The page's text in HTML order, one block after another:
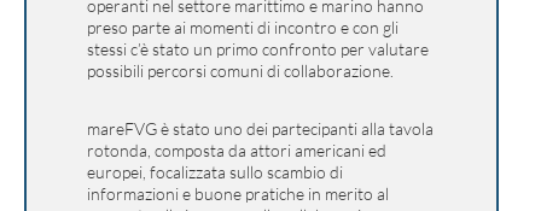
operanti nel settore marittimo e marino hanno
preso parte ai momenti di incontro e con gli
stessi c’è stato un primo confronto per valutare
possibili percorsi comuni di collaborazione.
mareFVG è stato uno dei partecipanti alla tavola
rotonda, composta da attori americani ed
europei, focalizzata sullo scambio di
informazioni e buone pratiche in merito al